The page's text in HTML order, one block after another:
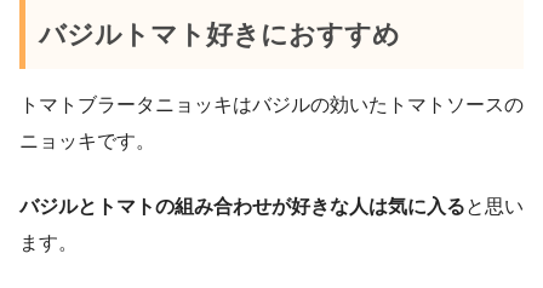
バジルトマト好きにおすすめ
トマトブラータニョッキはバジルの効いたトマトソースの
ニョッキです。
バジルとトマトの組み合わせが好きな人は気に入ると思い
ます。